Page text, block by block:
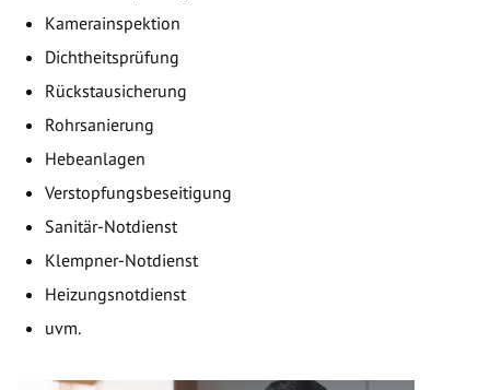
Kamerainspektion
Dichtheitsprüfung
Rückstausicherung
Rohrsanierung
Hebeanlagen
Verstopfungsbeseitigung
Sanitär-Notdienst
Klempner-Notdienst
Heizungsnotdienst
uvm.